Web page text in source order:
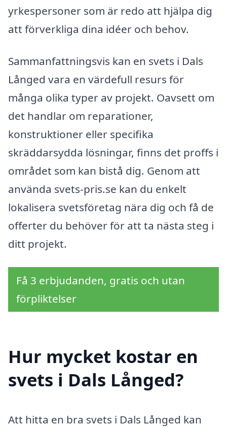
yrkespersoner som är redo att hjälpa dig
att förverkliga dina idéer och behov.
Sammanfattningsvis kan en svets i Dals
Långed vara en värdefull resurs för
många olika typer av projekt. Oavsett om
det handlar om reparationer,
konstruktioner eller specifika
skräddarsydda lösningar, finns det proffs i
området som kan bistå dig. Genom att
använda svets-pris.se kan du enkelt
lokalisera svetsföretag nära dig och få de
offerter du behöver för att ta nästa steg i
ditt projekt.
Få 3 erbjudanden, gratis och utan
förpliktelser
Hur mycket kostar en
svets i Dals Långed?
Att hitta en bra svets i Dals Långed kan